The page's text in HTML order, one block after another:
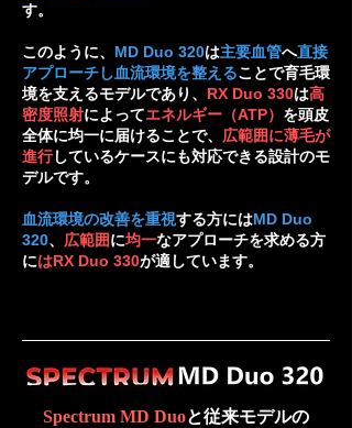
す。
このように、 MD Duo 320は主要血管へ直接
アプローチし血流環境を整えることで育毛環
境を支えるモデルであり、 RX Duo 330は高
密度照射によってエネルギー（ATP） を頭皮
全体に均一に届けることで、 広範囲に薄毛が
進行しているケースにも対応できる設計のモ
デルです。
血流環境の改善を重視する方にはMD Duo
320、 広範囲に均一なアプローチを求める方
にはRX Duo 330が適しています。
Spectrum MD Duoと従来モデルの